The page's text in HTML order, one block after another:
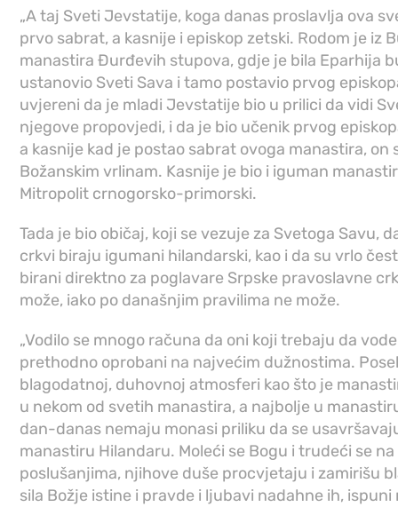
„A taj Sveti Jevstatije, koga danas proslavlja ova
prvo sabrat, a kasnije i episkop zetski. Rodom je iz
manastira Đurđevih stupova, gdje je bila Eparhija
ustanovio Sveti Sava i tamo postavio prvog
uvjereni da je mladi Jevstatije bio u prilici da vidi
njegove propovjedi, i da je bio učenik prvog
a kasnije kad je postao sabrat ovoga manastira, on
Božanskim vrlinam. Kasnije je bio i iguman
Mitropolit crnogorsko-primorski.
Tada je bio običaj, koji se vezuje za Svetoga Savu,
crkvi biraju igumani hilandarski, kao i da su vrlo
birani direktno za poglavare Srpske pravoslavne
može, iako po današnjim pravilima ne može.
„Vodilo se mnogo računa da oni koji trebaju da
prethodno oprobani na najvećim dužnostima.
blagodatnoj, duhovnoj atmosferi kao što je
u nekom od svetih manastira, a najbolje u
dan-danas nemaju monasi priliku da se
manastiru Hilandaru. Moleći se Bogu i trudeći se
poslušanjima, njihove duše procvjetaju i zamirišu
sila Božje istine i pravde i ljubavi nadahne ih,